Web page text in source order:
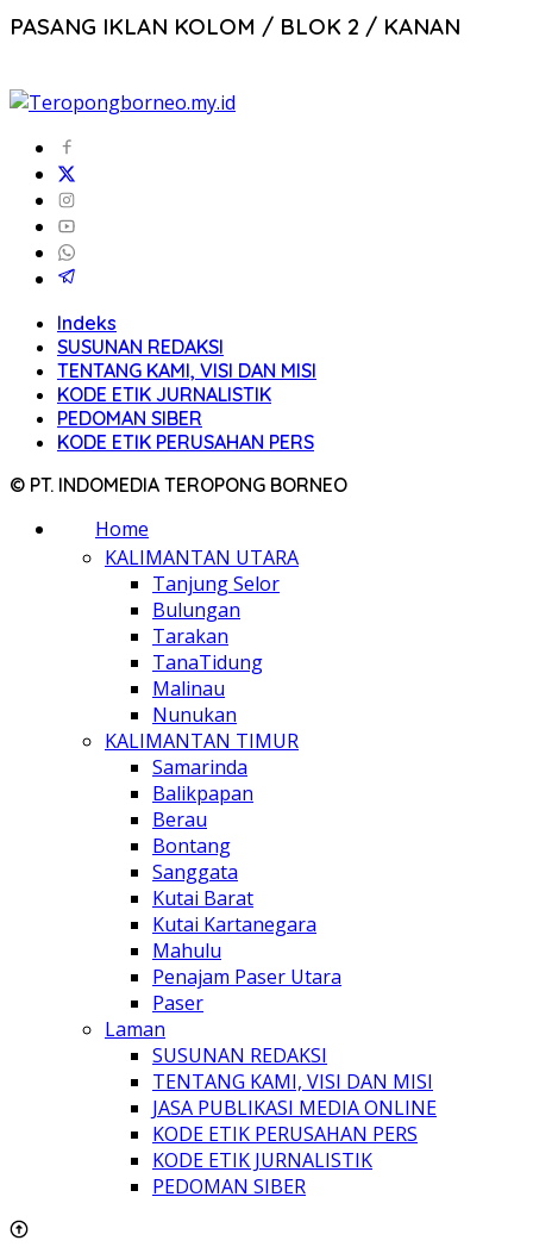
PASANG IKLAN KOLOM / BLOK 2 / KANAN
Indeks
SUSUNAN REDAKSI
TENTANG KAMI, VISI DAN MISI
KODE ETIK JURNALISTIK
PEDOMAN SIBER
KODE ETIK PERUSAHAN PERS
© PT. INDOMEDIA TEROPONG BORNEO
Home
KALIMANTAN UTARA
Tanjung Selor
Bulungan
Tarakan
TanaTidung
Malinau
Nunukan
KALIMANTAN TIMUR
Samarinda
Balikpapan
Berau
Bontang
Sanggata
Kutai Barat
Kutai Kartanegara
Mahulu
Penajam Paser Utara
Paser
Laman
SUSUNAN REDAKSI
TENTANG KAMI, VISI DAN MISI
JASA PUBLIKASI MEDIA ONLINE
KODE ETIK PERUSAHAN PERS
KODE ETIK JURNALISTIK
PEDOMAN SIBER